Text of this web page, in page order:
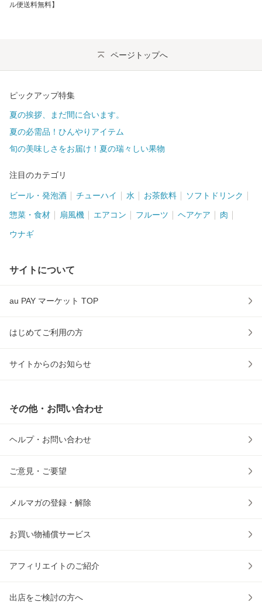
ル便送料無料】
ページトップへ
ピックアップ特集
夏の挨拶、まだ間に合います。
夏の必需品！ひんやりアイテム
旬の美味しさをお届け！夏の瑞々しい果物
注目のカテゴリ
ビール・発泡酒 チューハイ 水 お茶飲料 ソフトドリンク
惣菜・食材 扇風機 エアコン フルーツ ヘアケア 肉
ウナギ
サイトについて
au PAY マーケット TOP
はじめてご利用の方
サイトからのお知らせ
その他・お問い合わせ
ヘルプ・お問い合わせ
ご意見・ご要望
メルマガの登録・解除
お買い物補償サービス
アフィリエイトのご紹介
出店をご検討の方へ